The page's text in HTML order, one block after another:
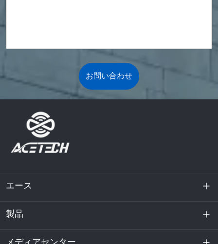
お問い合わせ
エース
私たちに関しては
持続可能性
製品
エネルギー貯蔵